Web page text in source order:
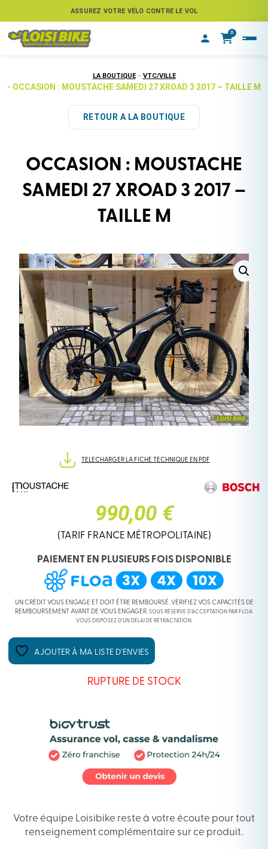
ASSUREZ VOTRE VÉLO CONTRE LE VOL
0
LA BOUTIQUE - VTC/VILLE
- OCCASION : MOUSTACHE SAMEDI 27 XROAD 3 2017 – TAILLE M
RETOUR A LA BOUTIQUE
OCCASION : MOUSTACHE
SAMEDI 27 XROAD 3 2017 –
TAILLE M
TELECHARGER LA FICHE TECHNIQUE EN PDF
990,00 €
(TARIF FRANCE MÉTROPOLITAINE)
PAIEMENT EN PLUSIEURS FOIS DISPONIBLE
UN CRÉDIT VOUS ENGAGE ET DOIT ÊTRE REMBOURSÉ. VÉRIFIEZ VOS CAPACITÉS DE
REMBOURSEMENT AVANT DE VOUS ENGAGER. SOUS RÉSERVE D’ACCEPTATION PAR FLOA.
VOUS DISPOSEZ D’UN DÉLAI DE RÉTRACTATION.
AJOUTER À MA LISTE D’ENVIES
RUPTURE DE STOCK
Votre équipe Loisibike reste à votre écoute pour tout
renseignement complémentaire sur ce produit.